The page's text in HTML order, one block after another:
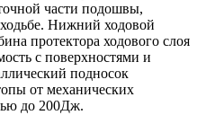
части подошвы,
Нижний ходовой
протектора ходового слоя
с поверхностями и
подносок
от механических
до 200Дж.